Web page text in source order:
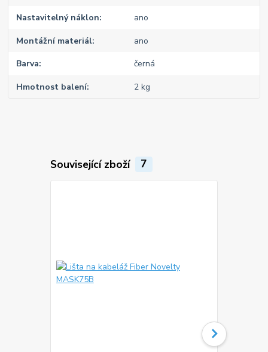
Nastavitelný náklon ano
Montážní materiál ano
Barva černá
Hmotnost balení 2 kg
Související zboží 7